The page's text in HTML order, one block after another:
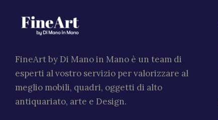
FineArt by Di Mano in Mano è un team di
esperti al vostro servizio per valorizzare al
meglio mobili, quadri, oggetti di alto
antiquariato, arte e Design.